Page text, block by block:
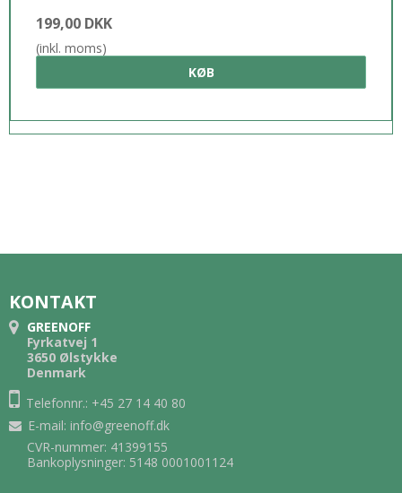
199,00 DKK
(inkl. moms)
KØB
KONTAKT
GREENOFF
Fyrkatvej 1
3650 Ølstykke
Denmark
Telefonnr.: +45 27 14 40 80
E-mail: info@greenoff.dk
CVR-nummer: 41399155
Bankoplysninger: 5148 0001001124